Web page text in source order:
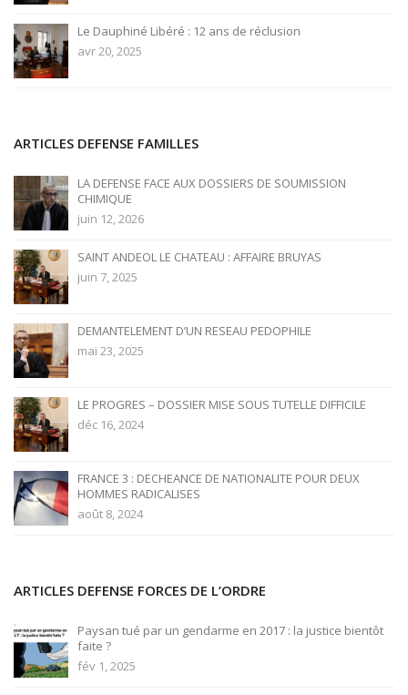
Le Dauphiné Libéré : 12 ans de réclusion
avr 20, 2025
ARTICLES DEFENSE FAMILLES
LA DEFENSE FACE AUX DOSSIERS DE SOUMISSION
CHIMIQUE
juin 12, 2026
SAINT ANDEOL LE CHATEAU : AFFAIRE BRUYAS
juin 7, 2025
DEMANTELEMENT D’UN RESEAU PEDOPHILE
mai 23, 2025
LE PROGRES – DOSSIER MISE SOUS TUTELLE DIFFICILE
déc 16, 2024
FRANCE 3 : DECHEANCE DE NATIONALITE POUR DEUX
HOMMES RADICALISES
août 8, 2024
ARTICLES DEFENSE FORCES DE L’ORDRE
Paysan tué par un gendarme en 2017 : la justice bientôt
faite ?
fév 1, 2025